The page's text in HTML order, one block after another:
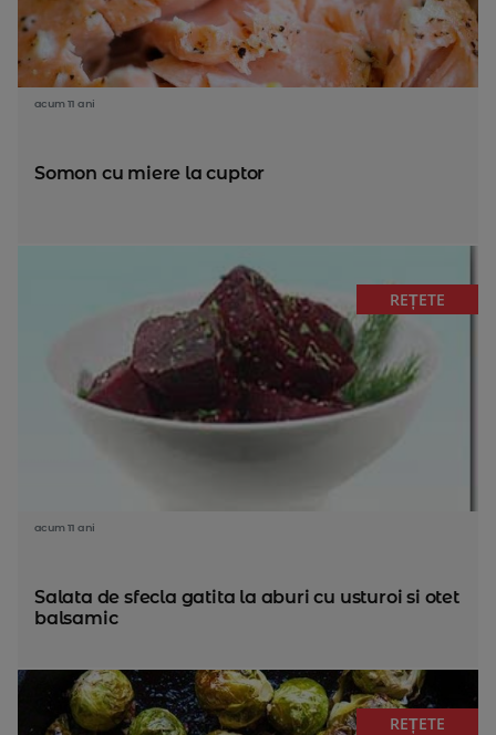
acum 11 ani
Somon cu miere la cuptor
REȚETE
acum 11 ani
Salata de sfecla gatita la aburi cu usturoi si otet
balsamic
REȚETE